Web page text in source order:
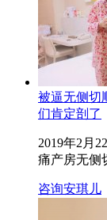
被逼无侧切
们肯定剖了
2019年2月
痛产房无侧
咨询安琪儿